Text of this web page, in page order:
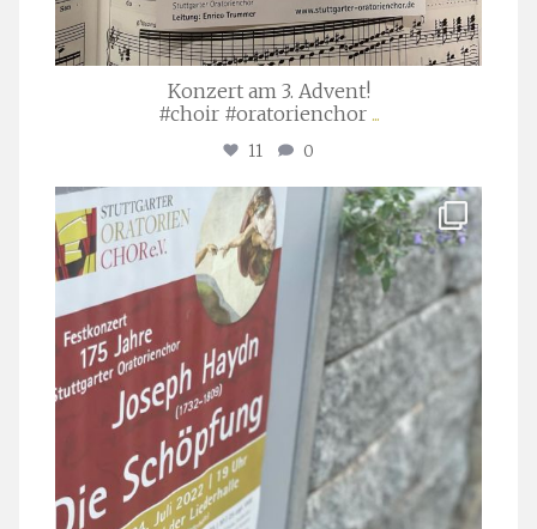
Konzert am 3. Advent!
#choir #oratorienchor ...
11 0
stuttgarter_oratorienchor
Juli 23